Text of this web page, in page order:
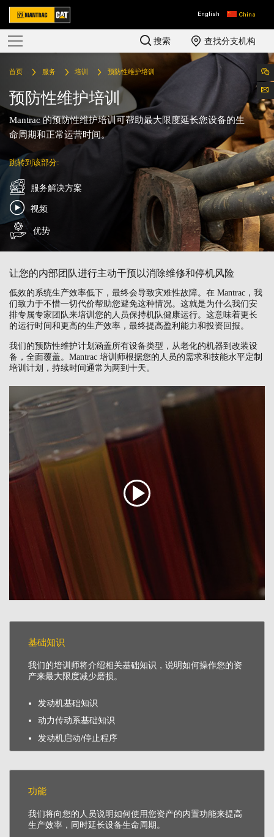
English China
搜索 查找分支机构
首页 服务 培训 预防性维护培训
预防性维护培训
Mantrac 的预防性维护培训可帮助最大限度延长您设备的生
命周期和正常运营时间。
跳转到该部分:
服务解决方案
视频
优势
让您的内部团队进行主动干预以消除维修和停机风险
低效的系统生产效率低下，最终会导致灾难性故障。在 Mantrac，我
们致力于不惜一切代价帮助您避免这种情况。这就是为什么我们安
排专属专家团队来培训您的人员保持机队健康运行。这意味着更长
的运行时间和更高的生产效率，最终提高盈利能力和投资回报。
我们的预防性维护计划涵盖所有设备类型，从老化的机器到改装设
备，全面覆盖。Mantrac 培训师根据您的人员的需求和技能水平定制
培训计划，持续时间通常为两到十天。
基础知识
我们的培训师将介绍相关基础知识，说明如何操作您的资
产来最大限度减少磨损。
发动机基础知识
动力传动系基础知识
发动机启动/停止程序
功能
我们将向您的人员说明如何使用您资产的内置功能来提高
生产效率，同时延长设备生命周期。